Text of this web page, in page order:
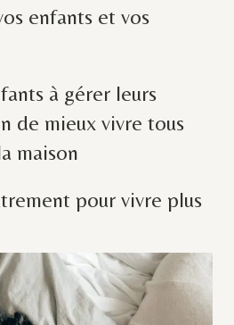
enfants et vos
à gérer leurs
de mieux vivre tous
maison
pour vivre plus